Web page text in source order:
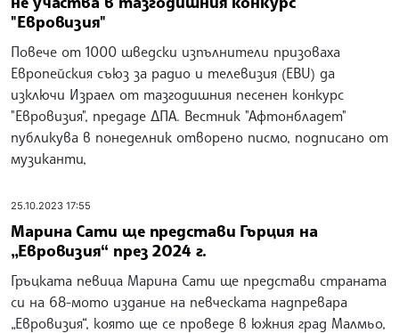
"Евровизия"
Повече от 1000 шведски изпълнители призоваха
Европейския съюз за радио и телевизия (EBU) да
изключи Израел от тазгодишния песенен конкурс
"Евровизия", предаде ДПА. Вестник "Афтонбладет"
публикува в понеделник отворено писмо, подписано от
музиканти,
25.10.2023 17:55
Марина Сати ще представи Гърция на
„Евровизия“ през 2024 г.
Гръцката певица Марина Сати ще представи страната
си на 68-мото издание на певческата надпревара
„Евровизия“, която ще се проведе в южния град Малмьо,